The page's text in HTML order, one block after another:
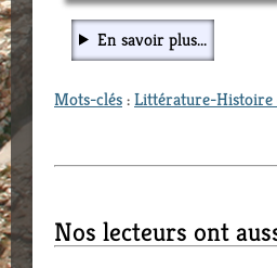
En savoir plus...
Mots-clés:Littérature-Histoire
Nos lecteurs ont